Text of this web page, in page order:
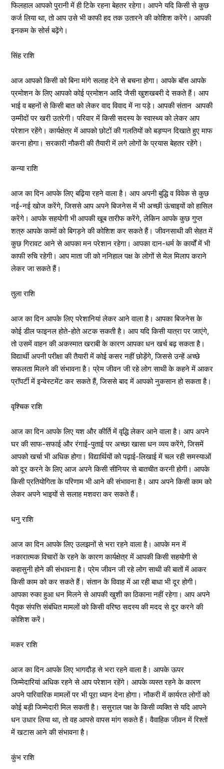
फिलहाल आपको पुरानी में ही टिके रहना बेहतर रहेगा। आपने यदि किसी से कुछ
कर्ज लिया था, तो आप उसे भी काफी हद तक उतारने की कोशिश करेंगे। आपकी
इनकम के सोर्स बढ़ेंगे।
सिंह राशि
आज आपको किसी को बिना मांगे सलाह देने से बचना होगा। आपके बॉस आपके
प्रमोशन के लिए आपको कोई प्रमोशन आदि जैसी खुशखबरी दे सकते हैं। आप
भाई व बहनों से किसी बात को लेकर वाद विवाद में ना पड़े। आपकी संतान आपकी
उम्मीदों पर खरी उतरेगी। परिवार में किसी सदस्य के स्वास्थ्य को लेकर आप
परेशान रहेंगे। कार्यक्षेत्र में आपको छोटों की गलतियों को बड़प्पन दिखाते हुए माफ
करना होगा। सरकारी नौकरी की तैयारी में लगे लोगों के प्रयास बेहतर रहेंगे।
कन्या राशि
आज का दिन आपके लिए बढ़िया रहने वाला है। आप अपनी बुद्धि व विवेक से कुछ
नई-नई खोज करेंगे, जिससे आप अपने बिजनेस में भी अच्छी ऊंचाइयों को हासिल
करेंगे। आपके सहयोगी भी आपकी खूब तारीफ करेंगे, लेकिन आपके कुछ गुप्त
शत्रु आपके कामों को बिगड़ने की कोशिश कर सकते हैं। जीवनसाथी की सेहत में
कुछ गिरावट आने से आपका मन परेशान रहेगा। आपका दान-धर्म के कार्यों में भी
काफी रुचि रहेगी। आप माता जी को ननिहाल पक्ष के लोगों से मेल मिलाप कराने
लेकर जा सकते हैं।
तुला राशि
आज का दिन आपके लिए परेशानियां लेकर आने वाला है। आपका बिजनेस के
कोई डील फाइनल होते-होते अटक सकती है। आप यदि किसी यात्रा पर जाएंगे,
तो उसमें वाहन की अकस्मात खराबी के कारण आपका धन खर्च बढ़ सकता है।
विद्यार्थी अपनी परीक्षा की तैयारी में कोई कसर नहीं छोड़ेंगे, जिससे उन्हें अच्छे
सफलता मिलने की संभावना है। प्रेम जीवन जी रहे लोग साथी के कहने में आकर
प्रॉपर्टी में इन्वेस्टमेंट कर सकते हैं, जिससे बाद में आपको नुकसान हो सकता है।
वृश्चिक राशि
आज का दिन आपके लिए यश और कीर्ति में वृद्धि लेकर आने वाला है। आप अपने
घर की साफ-सफाई और रंगाई-पुताई पर अच्छा खासा धन व्यय करेंगे, जिसमें
आपको खर्चा भी अधिक होगा। विद्यार्थियों को पढ़ाई-लिखाई में चल रही समस्याओं
को दूर करने के लिए आज अपने किसी सीनियर से बातचीत करनी होगी। आपके
किसी प्रतियोगिता के परिणाम भी आने की संभावना है। आप अपने किसी काम को
लेकर अपने भाइयों से सलाह मशवरा कर सकते हैं।
धनु राशि
आज का दिन आपके लिए उलझनों से भरा रहने वाला है। आपके मन में
नकारात्मक विचारों के रहने के कारण कार्यक्षेत्र में आपकी किसी सहयोगी से
कहासुनी होने की संभावना है। प्रेम जीवन जी रहे लोग साथी की बातों में आकर
किसी काम को कर सकते हैं। संतान के विवाह में आ रही बाधा भी दूर होगी।
आपका रुका हुआ धन मिलने से आपकी खुशी का ठिकाना नहीं रहेगा। आप अपने
पैतृक संपत्ति संबंधित मामलों को किसी वरिष्ठ सदस्य की मदद से दूर करने की
कोशिश करें।
मकर राशि
आज का दिन आपके लिए भागदौड़ से भरा रहने वाला है। आपके ऊपर
जिम्मेदारियां अधिक रहने से आप परेशान रहेंगे। आपके व्यस्त रहने के कारण
अपने पारिवारिक मामलों पर भी पूरा ध्यान देना होगा। नौकरी में कार्यरत लोगों को
कोई बड़ी जिम्मेदारी मिल सकती है। ससुराल पक्ष के किसी व्यक्ति से यदि आपने
धन उधार लिया था, तो वह आपसे वापस मांग सकते हैं। वैवाहिक जीवन में रिश्तों
में खटास आने की संभावना है।
कुंभ राशि